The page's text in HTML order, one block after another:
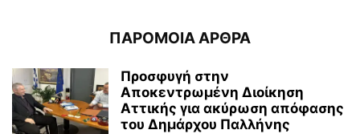
ΠΑΡΟΜΟΙΑ ΑΡΘΡΑ
Προσφυγή στην
Αποκεντρωμένη Διοίκηση
Αττικής για ακύρωση απόφασης
του Δημάρχου Παλλήνης